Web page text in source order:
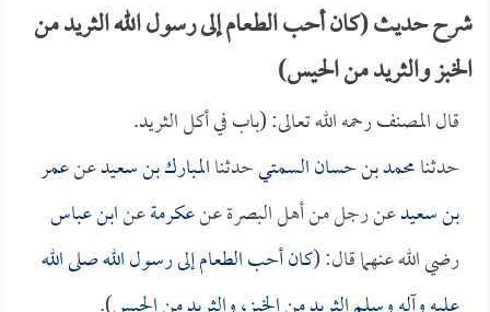
شرح حديث (كان أحب الطعام إلى رسول الله الثريد من
الخبز والثريد من الحيس)
قال المصنف رحمه الله تعالى: (باب في أكل الثريد.
حدثنامحمد بن حسان السمتيحدثناالمبارك بن سعيدعنعمر
بن سعيدعن رجل من أهل البصرة عنعكرمةعنابن عباس
رضي الله عنهما قال: (كان أحب الطعام إلى رسول الله صلى الله